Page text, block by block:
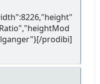
prodibi]